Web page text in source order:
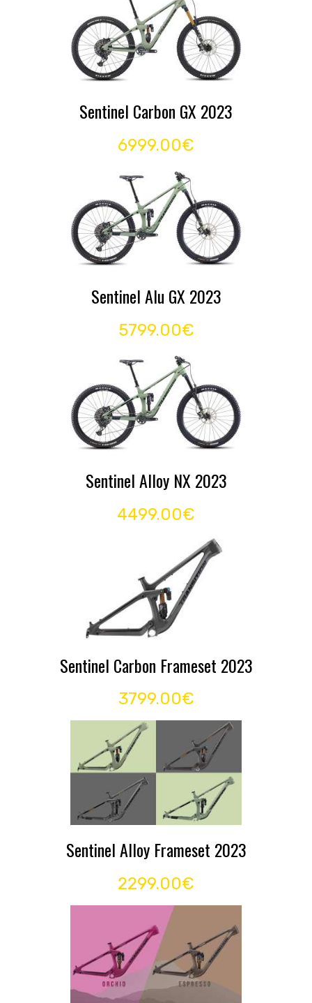
Sentinel Carbon GX 2023
6999.00€
Sentinel Alu GX 2023
5799.00€
Sentinel Alloy NX 2023
4499.00€
Sentinel Carbon Frameset 2023
3799.00€
Sentinel Alloy Frameset 2023
2299.00€